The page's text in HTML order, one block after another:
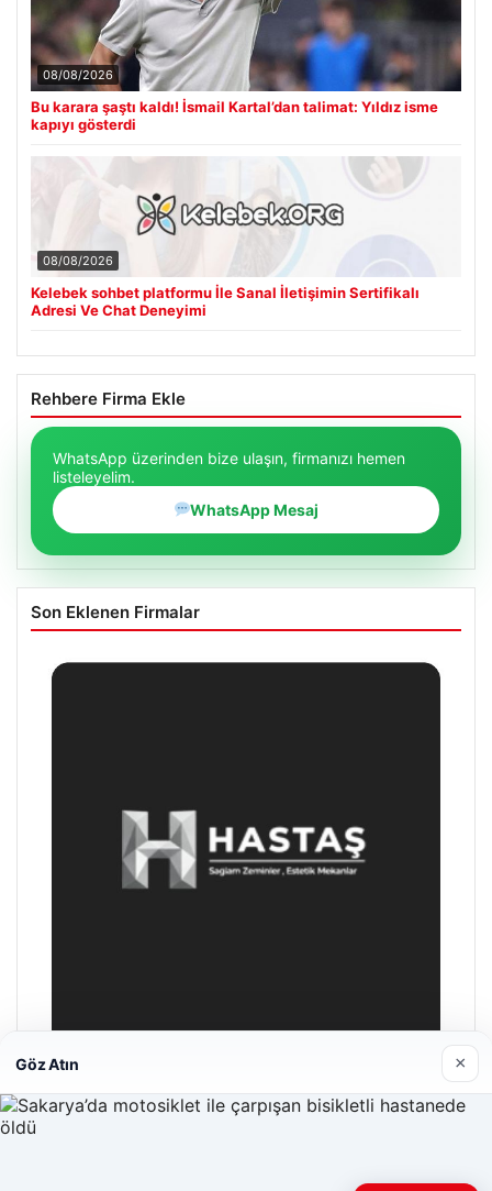
08/08/2026
Bu karara şaştı kaldı! İsmail Kartal’dan talimat: Yıldız isme
kapıyı gösterdi
08/08/2026
Kelebek sohbet platformu İle Sanal İletişimin Sertifikalı
Adresi Ve Chat Deneyimi
Rehbere Firma Ekle
WhatsApp üzerinden bize ulaşın, firmanızı hemen
listeleyelim.
WhatsApp Mesaj
Son Eklenen Firmalar
Enes Kaplan Avukatlık Bürosu
28/04/2026
Göz Atın ×